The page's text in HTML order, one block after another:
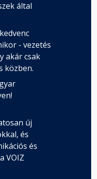
által
- vezetés
akár csak
közben.
új
és
és
VOIZ